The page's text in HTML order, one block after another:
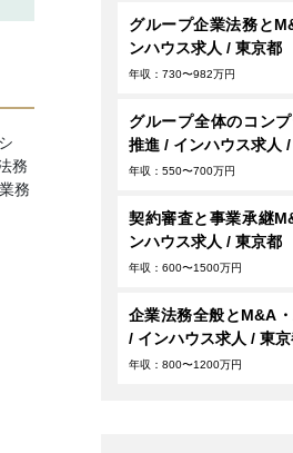
務
務
グループ企業法務と
ンハウス求人 / 東京都
年収：730〜982万円
グループ全体のコン
推進 / インハウス求人
年収：550〜700万円
契約審査と事業承継
ンハウス求人 / 東京都
年収：600〜1500万円
企業法務全般とM&A
/ インハウス求人 / 東
年収：800〜1200万円